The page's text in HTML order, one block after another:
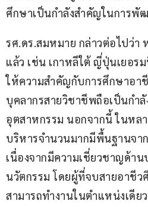
ศึกษาเป็นกำลังสำคัญในการพั
รศ.ดร.สมหมาย กล่าวต่อไปว่
แล้ว เช่น เกาหลีใต้ ญี่ปุ่นเยอร
ให้ความสำคัญกับการศึกษาอา
บุคลากรสายวิชาชีพถือเป็นกำ
อุตสาหกรรม นอกจากนี้ ในหล
บริหารจำนวนมากมีพื้นฐานจา
เนื่องจากมีความเชี่ยวชาญด้า
นวัตกรรม โดยผู้ที่จบสายอาชี
สามารถทำงานในตำแหน่งเดีย